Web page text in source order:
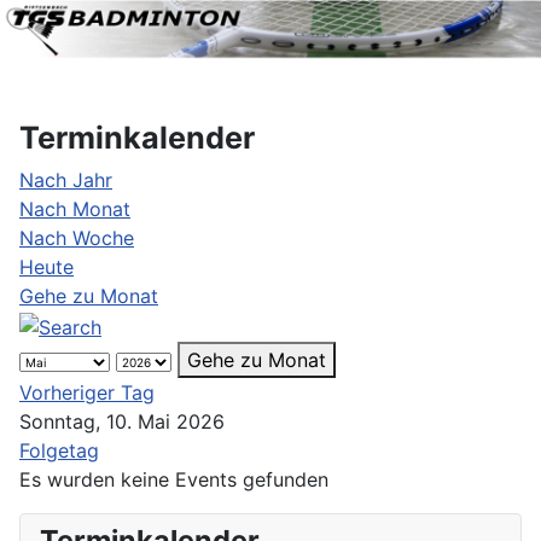
Terminkalender
Nach Jahr
Nach Monat
Nach Woche
Heute
Gehe zu Monat
Gehe zu Monat
Vorheriger Tag
Sonntag, 10. Mai 2026
Folgetag
Es wurden keine Events gefunden